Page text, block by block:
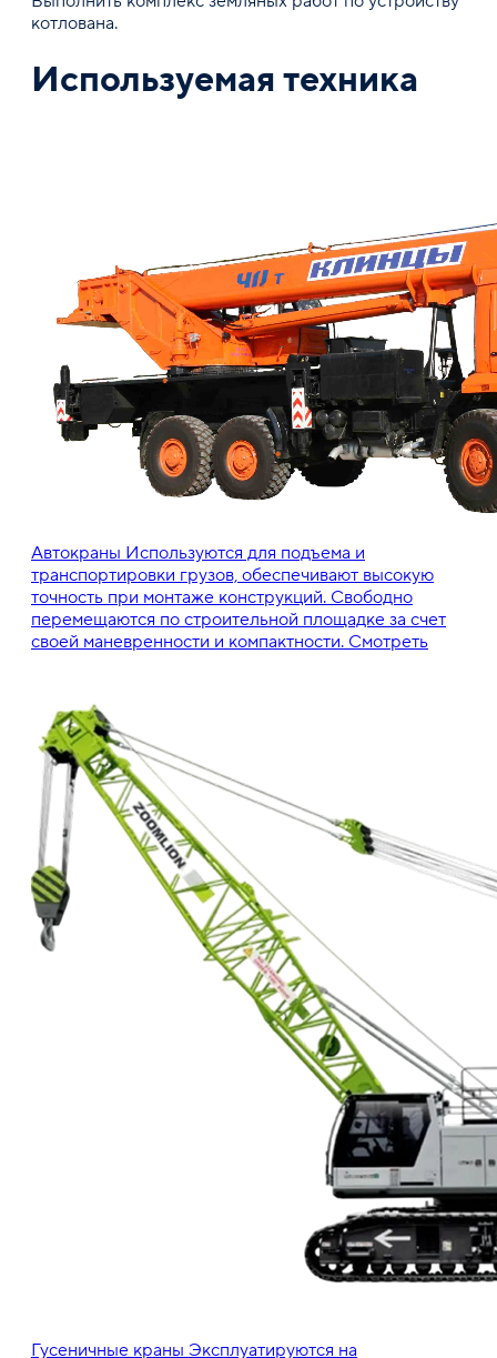
котлована.
Используемая техника
Автокраны Используются для подъема и
транспортировки грузов, обеспечивают высокую
точность при монтаже конструкций. Свободно
перемещаются по строительной площадке за счет
своей маневренности и компактности. Смотреть
Гусеничные краны Эксплуатируются на